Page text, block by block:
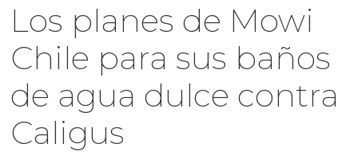
Los planes de Mowi
Chile para sus baños
de agua dulce contra
Caligus